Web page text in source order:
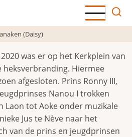
(Daisy)
was er op het Kerkplein van
heksverbranding. Hiermee
afgesloten. Prins Ronny III,
Nanou I trokken
Laon tot Aoke onder muzikale
Jus te Nève naar het
van de prins en jeugdprinsen